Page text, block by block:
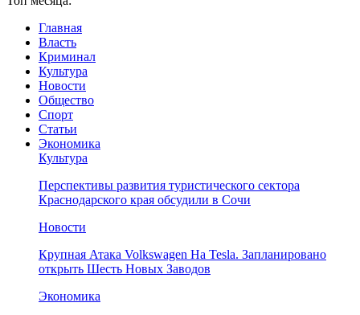
Главная
Власть
Криминал
Культура
Новости
Общество
Спорт
Статьи
Экономика
Культура
Перспективы развития туристического сектора
Краснодарского края обсудили в Сочи
Новости
Крупная Атака Volkswagen На Tesla. Запланировано
открыть Шесть Новых Заводов
Экономика